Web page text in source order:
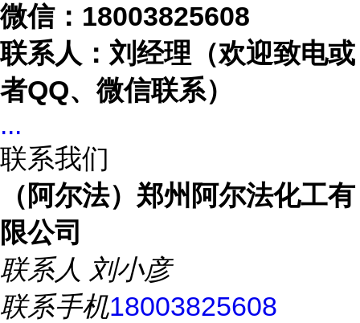
微信： 18003825608
联系人：刘经理（欢迎致电或
者QQ、微信联系）
...
联系我们
（阿尔法）郑州阿尔法化工有
限公司
联系人 刘小彦
联系手机18003825608